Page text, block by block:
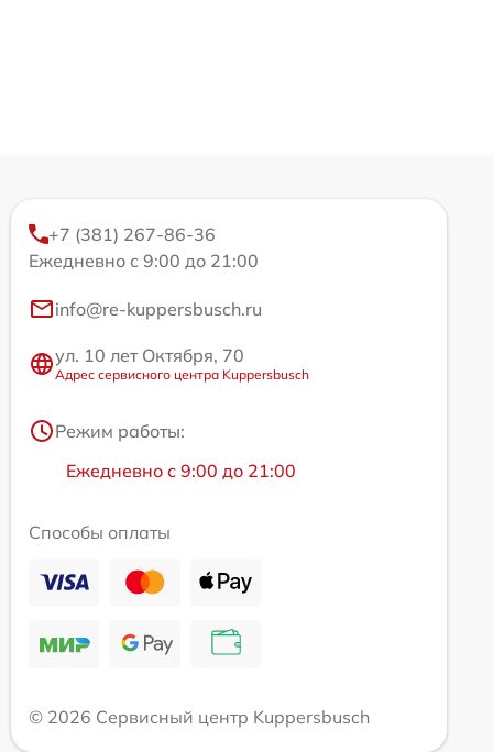
+7 (381) 267-86-36
Ежедневно с 9:00 до 21:00
info@re-kuppersbusch.ru
ул. 10 лет Октября, 70
Адрес сервисного центра Kuppersbusch
Режим работы:
Ежедневно с 9:00 до 21:00
Способы оплаты
© 2026 Сервисный центр Kuppersbusch